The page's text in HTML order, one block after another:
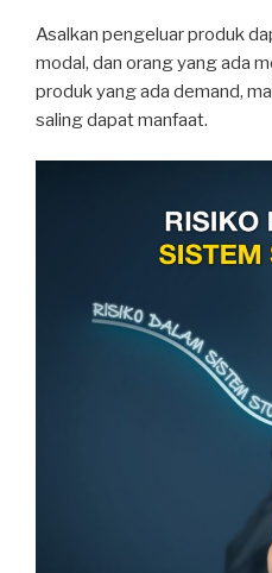
Asalkan pengeluar produk
modal, dan orang yang ada
produk yang ada demand,
saling dapat manfaat.